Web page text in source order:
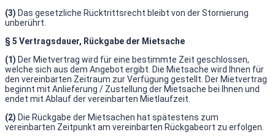
(3) Das gesetzliche Rücktrittsrecht bleibt von der Stornierung
unberührt.
§ 5 Vertragsdauer, Rückgabe der Mietsache
(1) Der Mietvertrag wird für eine bestimmte Zeit geschlossen,
welche sich aus dem Angebot ergibt. Die Mietsache wird Ihnen für
den vereinbarten Zeitraum zur Verfügung gestellt. Der Mietvertrag
beginnt mit Anlieferung / Zustellung der Mietsache bei Ihnen und
endet mit Ablauf der vereinbarten Mietlaufzeit.
(2) Die Rückgabe der Mietsachen hat spätestens zum
vereinbarten Zeitpunkt am vereinbarten Rückgabeort zu erfolgen.